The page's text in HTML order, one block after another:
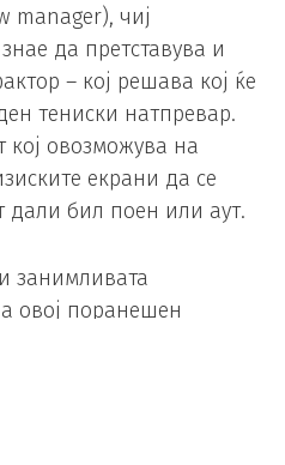
manager), чиј
да претставува и
– кој решава кој ќе
тениски натпревар.
кој овозможува на
екрани да се
бил поен или аут.
занимливата
овој поранешен